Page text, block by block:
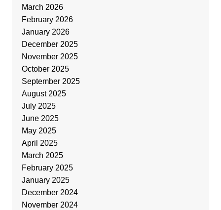
March 2026
February 2026
January 2026
December 2025
November 2025
October 2025
September 2025
August 2025
July 2025
June 2025
May 2025
April 2025
March 2025
February 2025
January 2025
December 2024
November 2024